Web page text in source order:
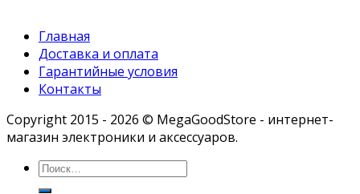
Главная
Доставка и оплата
Гарантийные условия
Контакты
Copyright 2015 - 2026 © MegaGoodStore - интернет-
магазин электроники и аксессуаров.